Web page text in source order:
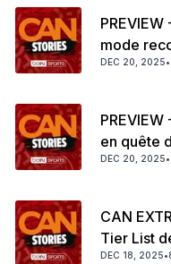
mode
DEC 20, 2025•
en quête
DEC 20, 2025•
CAN
Tier List
DEC 18, 2025•